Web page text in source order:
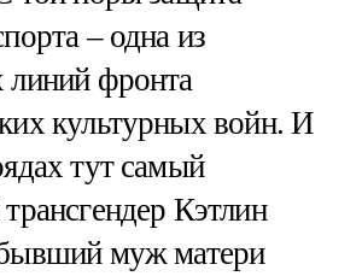
– одна из
линий фронта
культурных войн. И
тут самый
Кэтлин
муж матери